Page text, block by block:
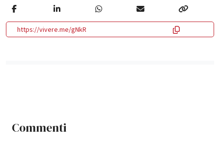
https://vivere.me/gNkR
Commenti